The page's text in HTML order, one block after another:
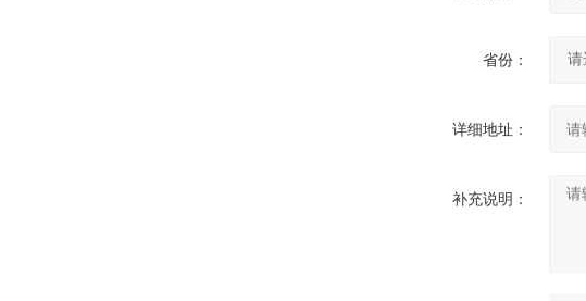
省份：
详细地址：
补充说明：